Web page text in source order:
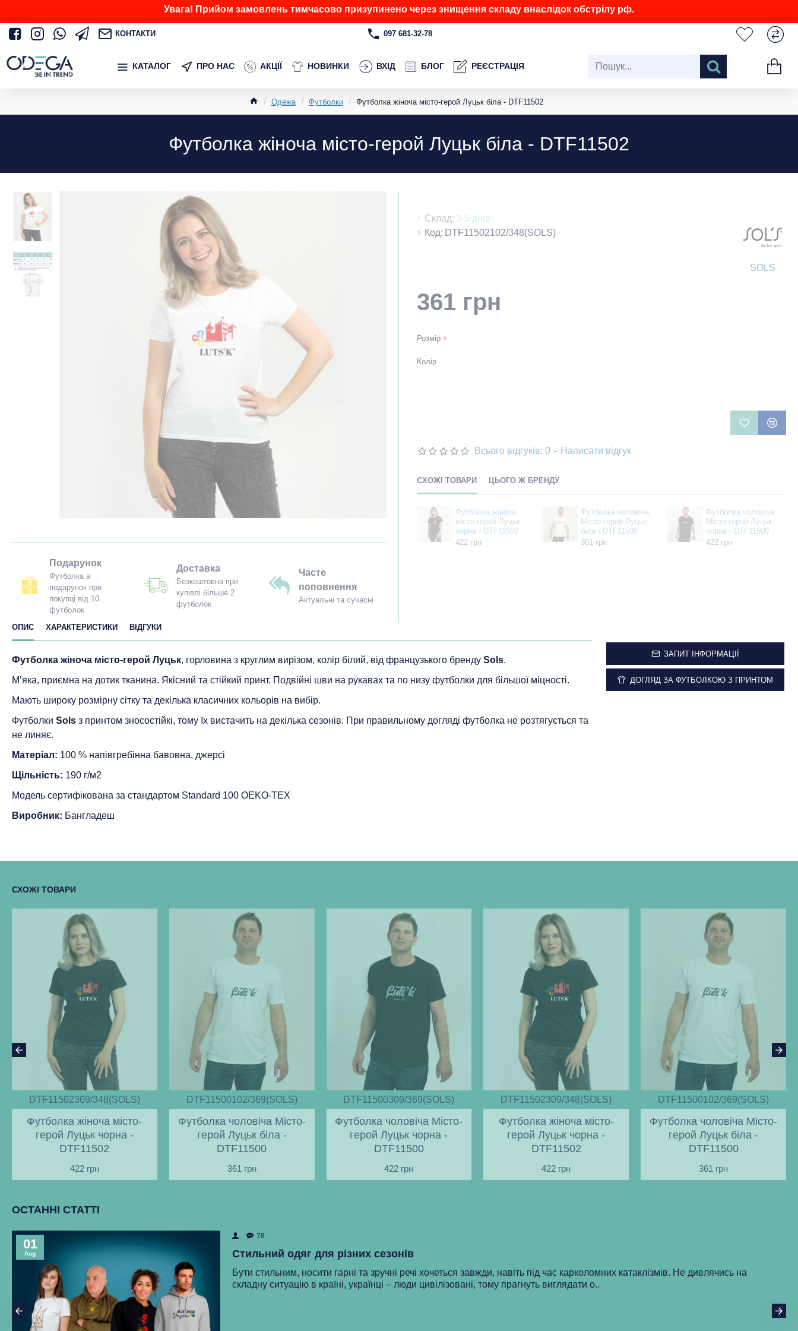
Увага! Прийом замовлень тимчасово призупинено через знищення складу внаслідок обстрілу рф.
КОНТАКТИ 097 681-32-78
КАТАЛОГ ПРО НАС АКЦІЇ НОВИНКИ ВХІД БЛОГ РЕЄСТРАЦІЯ
Одежа Футболки Футболка жіноча місто-герой Луцьк біла - DTF11502
Футболка жіноча місто-герой Луцьк біла - DTF11502
Подарунок
Футболка в
подарунок при
покупці від 10
футболок
Доставка
Безкоштовна при
купівлі більше 2
футболок
Часте
поповнення
Актуальні та сучасні
Склад: 3-5 днів
Код: DTF11502102/348(SOLS)
SOLS
Всього відгуків: 0 - Написати відгук
361 грн
Розмір
Колір
СХОЖІ ТОВАРИ ЦЬОГО Ж БРЕНДУ
Футболка жіноча
місто-герой Луцьк
чорна - DTF11502
422 грн
Футболка чоловіча
Місто-герой Луцьк
біла - DTF11500
361 грн
Футболка чоловіча
Місто-герой Луцьк
чорна - DTF11500
422 грн
ОПИС ХАРАКТЕРИСТИКИ ВІДГУКИ
Футболка жіноча місто-герой Луцьк, горловина з круглим вирізом, колір білий, від французького бренду Sols.
М’яка, приємна на дотик тканина. Якісний та стійкий принт. Подвійні шви на рукавах та по низу футболки для більшої міцності.
Мають широку розмірну сітку та декілька класичних кольорів на вибір.
Футболки Sols з принтом зносостійкі, тому їх вистачить на декілька сезонів. При правильному догляді футболка не розтягується та
не линяє.
Матеріал: 100 % напівгребінна бавовна, джерсі
Щільність: 190 г/м2
Модель сертифікована за стандартом Standard 100 ОEKO-TEX
Виробник: Бангладеш
ЗАПИТ ІНФОРМАЦІЇ
ДОГЛЯД ЗА ФУТБОЛКОЮ З ПРИНТОМ
СХОЖІ ТОВАРИ
DTF11502309/348(SOLS)
Футболка жіноча місто-
герой Луцьк чорна -
DTF11502
422 грн
DTF11500102/369(SOLS)
Футболка чоловіча Місто-
герой Луцьк біла -
DTF11500
361 грн
DTF11500309/369(SOLS)
Футболка чоловіча Місто-
герой Луцьк чорна -
DTF11500
422 грн
DTF11502309/348(SOLS)
Футболка жіноча місто-
герой Луцьк чорна -
DTF11502
422 грн
DTF11500102/369(SOLS)
Футболка чоловіча Місто-
герой Луцьк біла -
DTF11500
361 грн
ОСТАННІ СТАТТІ
01
Aug
78
Стильний одяг для різних сезонів
Бути стильним, носити гарні та зручні речі хочеться завжди, навіть під час карколомних катаклізмів. Не дивлячись на
складну ситуацію в країні, українці – люди цивілізовані, тому прагнуть виглядати о..